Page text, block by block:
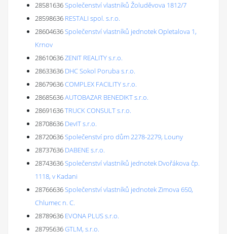
28581636Společenství vlastníků Žoluděvova 1812/7
28598636 RESTALI spol. s.r.o.
28604636Společenství vlastníků jednotek Opletalova 1,
Krnov
28610636ZENIT REALITY s.r.o.
28633636 DHC Sokol Poruba s.r.o.
28679636COMPLEX FACILITY s.r.o.
28685636AUTOBAZAR BENEDIKT s.r.o.
28691636TRUCK CONSULT s.r.o.
28708636 DevIT s.r.o.
28720636Společenství pro dům 2278-2279, Louny
28737636 DABENE s.r.o.
28743636Společenství vlastníků jednotek Dvořákova čp.
1118, v Kadani
28766636Společenství vlastníků jednotek Zimova 650,
Chlumec n. C.
28789636 EVONA PLUS s.r.o.
28795636GTLM, s.r.o.